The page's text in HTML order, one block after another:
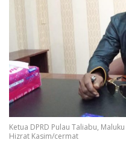
Ketua DPRD Pulau Taliabu,
Hizrat Kasim/cermat